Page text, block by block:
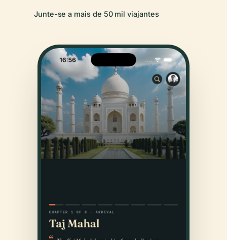
Junte-se a mais de 50 mil viajantes